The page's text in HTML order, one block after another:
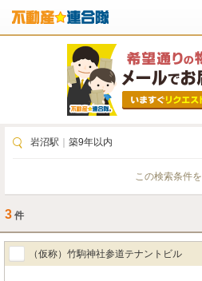
岩沼駅 築9年以内
この検索条件を
3 件
（仮称）竹駒神社参道テナントビル